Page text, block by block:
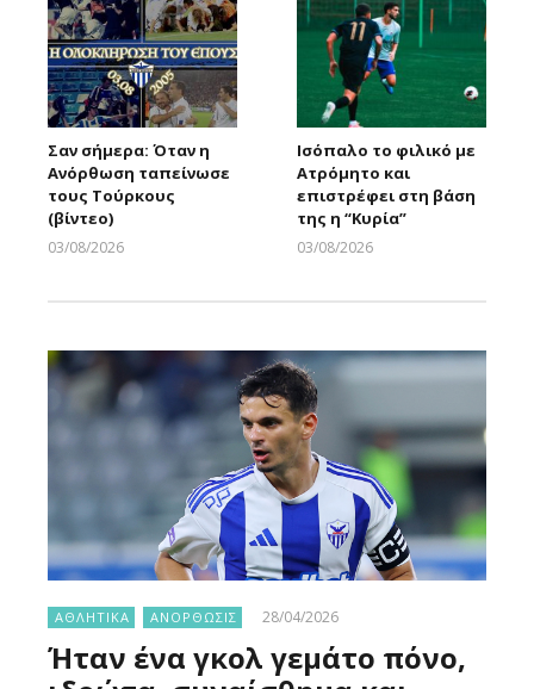
Σαν σήμερα: Όταν η
Ανόρθωση ταπείνωσε
τους Τούρκους
(βίντεο)
03/08/2026
Ισόπαλο το φιλικό με
Ατρόμητο και
επιστρέφει στη βάση
της η “Κυρία”
03/08/2026
ΑΘΛΗΤΙΚΑ ΑΝΟΡΘΩΣΙΣ 28/04/2026
Ήταν ένα γκολ γεμάτο πόνο,